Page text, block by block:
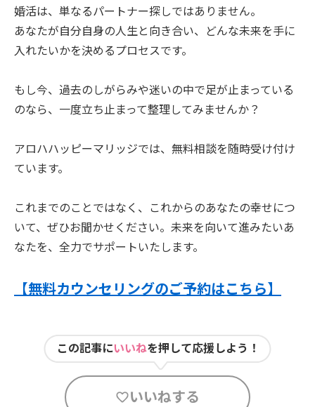
婚活は、単なるパートナー探しではありません。
あなたが自分自身の人生と向き合い、どんな未来を手に
入れたいかを決めるプロセスです。
もし今、過去のしがらみや迷いの中で足が止まっている
のなら、一度立ち止まって整理してみませんか？
アロハハッピーマリッジでは、無料相談を随時受け付け
ています。
これまでのことではなく、これからのあなたの幸せにつ
いて、ぜひお聞かせください。未来を向いて進みたいあ
なたを、全力でサポートいたします。
【無料カウンセリングのご予約はこちら】
この記事にいいねを押して応援しよう！
いいねする